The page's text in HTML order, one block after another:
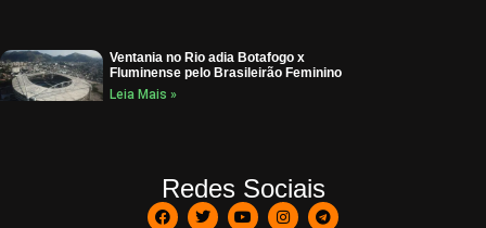
Ventania no Rio adia Botafogo x
Fluminense pelo Brasileirão Feminino
Leia Mais »
Redes Sociais